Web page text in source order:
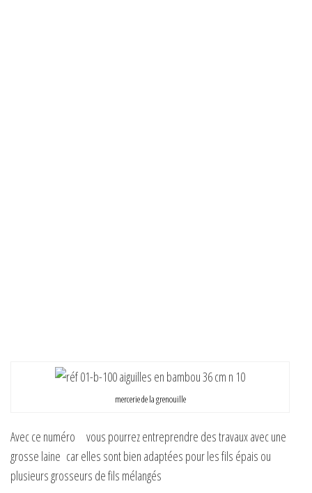
mercerie de la grenouille
Avec ce numéro vous pourrez entreprendre des travaux avec une
grosse laine car elles sont bien adaptées pour les fils épais ou
plusieurs grosseurs de fils mélangés